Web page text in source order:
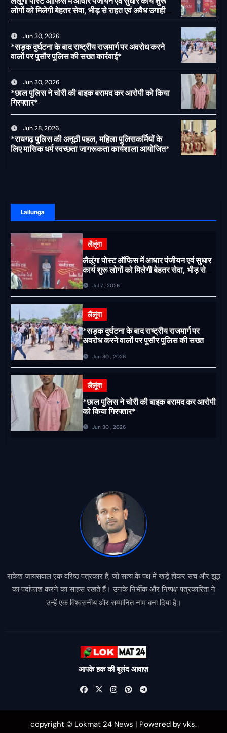
लोगों को मिलेगी बेहतर सेवा, भीड़ से राहत एवं अवैध उगाही
पर लगेगी रोक
Jun 30, 2026
*सड़क दुर्घटना के बाद राष्ट्रीय राजमार्ग पर अवरोध करने
वालों पर पुसौर पुलिस की सख्त कार्रवाई*
Jun 30, 2026
*छाल पुलिस ने चोरी की बाइक बरामद कर आरोपी को किया
गिरफ्तार*
Jun 28, 2026
*रायगढ़ पुलिस की अनूठी पहल, महिला पुलिसकर्मियों के
लिए मासिक धर्म स्वच्छता जागरूकता कार्यशाला आयोजित*
Lailunga
लैलूंगा
लैलूंगा पोस्ट ऑफिस में आधार पंजीयन एवं सुधार
कार्य शुरू लोगों को मिलेगी बेहतर सेवा, भीड़ से
Jul 7 , 2026
लैलूंगा
*सड़क दुर्घटना के बाद राष्ट्रीय राजमार्ग पर
अवरोध करने वालों पर पुसौर पुलिस की सख्त
Jun 30 , 2026
लैलूंगा
*छाल पुलिस ने चोरी की बाइक बरामद कर आरोपी
को किया गिरफ्तार*
Jun 30 , 2026
राकेश जायसवाल एक वरिष्ठ पत्रकार हैं, जो सत्य के पक्ष में खड़े होकर सच और झूठ
का पर्दाफाश करने का साहस रखते हैं। उनके निर्भीक और निष्पक्ष पत्रकारिता ने
उन्हें एक विश्वसनीय और सम्मानित नाम बना दिया है।
आपके हक की बुलंद आवाज़
copyright © Lokmat 24 News | Powered by vks.